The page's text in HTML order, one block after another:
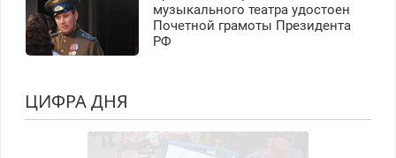
музыкального театра удостоен
Почетной грамоты Президента
РФ
ЦИФРА ДНЯ